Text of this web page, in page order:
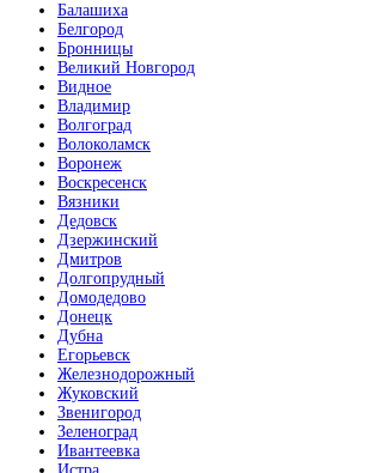
Балашиха
Белгород
Бронницы
Великий Новгород
Видное
Владимир
Волгоград
Волоколамск
Воронеж
Воскресенск
Вязники
Дедовск
Дзержинский
Дмитров
Долгопрудный
Домодедово
Донецк
Дубна
Егорьевск
Железнодорожный
Жуковский
Звенигород
Зеленоград
Ивантеевка